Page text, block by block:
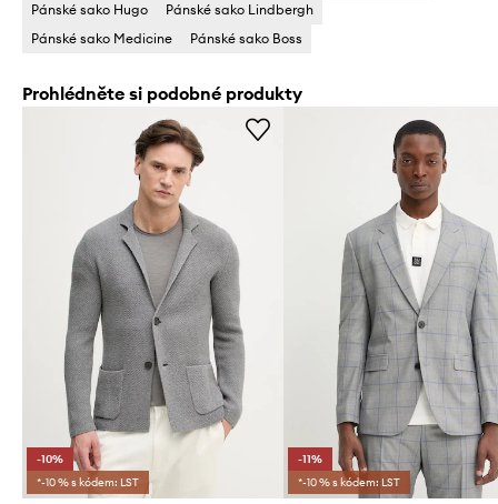
Pánské sako Hugo
Pánské sako Lindbergh
Pánské sako Medicine
Pánské sako Boss
Prohlédněte si podobné produkty
-10%
*-10 % s kódem: LST
-11%
*-10 % s kódem: LST